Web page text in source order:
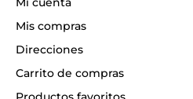
Mis compras
Direcciones
Carrito de compras